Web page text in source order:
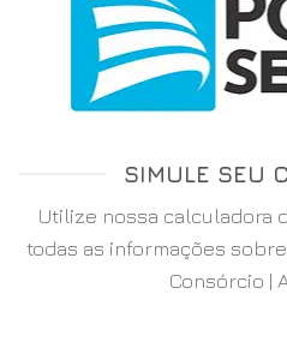
SIMULE SEU
Utilize nossa calculadora
todas as informações
Consórcio |